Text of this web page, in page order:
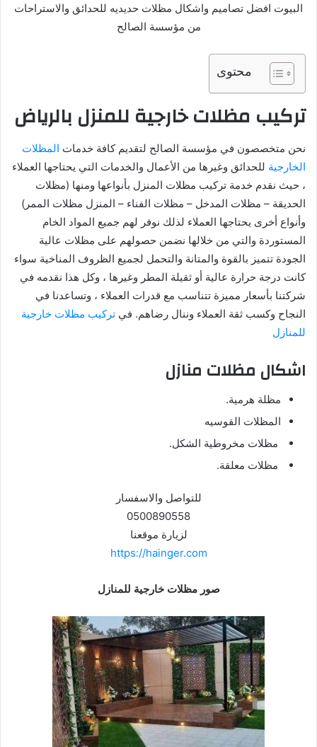
البيوت افضل تصاميم واشكال مظلات حديديه للحدائق والاستراحات
من مؤسسة الصالح
محتوى
تركيب مظلات خارجية للمنزل بالرياض
نحن متخصصون في مؤسسة الصالح لتقديم كافة خدمات المظلات
الخارجية للحدائق وغيرها من الأعمال والخدمات التي يحتاجها العملاء
، حيث نقدم خدمة تركيب مظلات المنزل بأنواعها ومنها (مظلات
الحديقة – مظلات المدخل – مظلات الفناء – المنزل مظلات الممر)
وأنواع أخرى يحتاجها العملاء لذلك نوفر لهم جميع المواد الخام
المستوردة والتي من خلالها نضمن حصولهم على مظلات عالية
الجودة تتميز بالقوة والمتانة والتحمل لجميع الظروف المناخية سواء
كانت درجة حرارة عالية أو ثقيلة المطر وغيرها ، وكل هذا نقدمه في
شركتنا بأسعار مميزة تتناسب مع قدرات العملاء ، وتساعدنا في
النجاح وكسب ثقة العملاء وننال رضاهم. في تركيب مظلات خارجية
للمنازل
اشكال مظلات منازل
مظلة هرمية.
المظلات القوسيه
مظلات مخروطية الشكل.
مظلات معلقة.
للتواصل والاسفسار
0500890558
لزيارة موقعنا
https://hainger.com
صور مظلات خارجية للمنازل